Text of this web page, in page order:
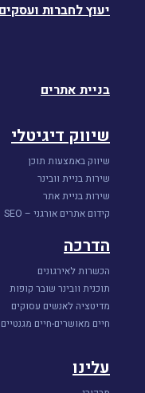
יעוץ לחברות
בניית אתרים
שיווק דיגיטלי
שיווק באמצעות תוכן
שירות בניית וובינר
שירות בניית אתר
קידום אתרים אורגני – SEO
הדרכה
הכשרות לאירגונים
תוכנית וובינר שובר קופות
מדיטציה לאנשים עסוקים
חיים מאושרים-חיים מגנטיים
עלינו